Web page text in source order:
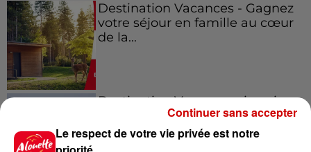
Destination Vacances - Gagnez
votre séjour en famille au cœur
de la...
Destination Vacances : inscrivez-
Le respect de votre vie privée est notre
Continuer sans accepter